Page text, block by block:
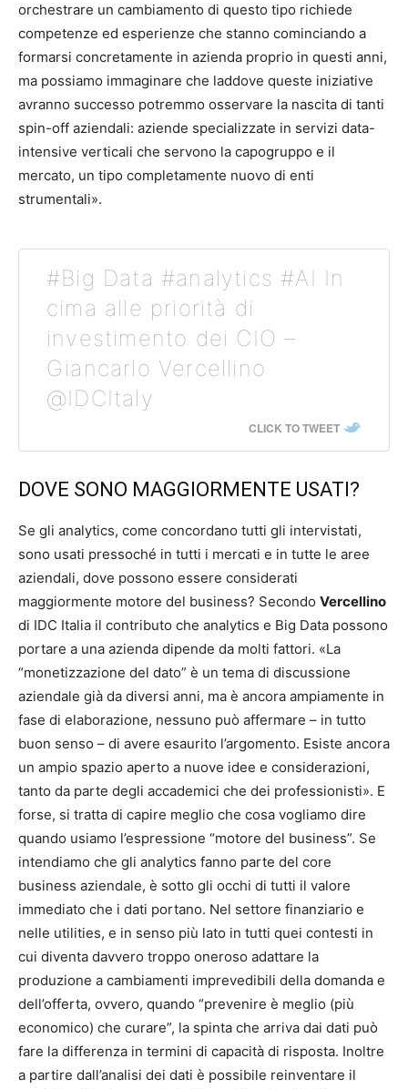
orchestrare un cambiamento di questo tipo richiede
competenze ed esperienze che stanno cominciando a
formarsi concretamente in azienda proprio in questi anni,
ma possiamo immaginare che laddove queste iniziative
avranno successo potremmo osservare la nascita di tanti
spin-off aziendali: aziende specializzate in servizi data-
intensive verticali che servono la capogruppo e il
mercato, un tipo completamente nuovo di enti
strumentali».
#Big Data #analytics #AI In
cima alle priorità di
investimento dei CIO –
Giancarlo Vercellino
@IDCItaly
CLICK TO TWEET
DOVE SONO MAGGIORMENTE USATI?
Se gli analytics, come concordano tutti gli intervistati,
sono usati pressoché in tutti i mercati e in tutte le aree
aziendali, dove possono essere considerati
maggiormente motore del business? Secondo Vercellino
di IDC Italia il contributo che analytics e Big Data possono
portare a una azienda dipende da molti fattori. «La
“monetizzazione del dato” è un tema di discussione
aziendale già da diversi anni, ma è ancora ampiamente in
fase di elaborazione, nessuno può affermare – in tutto
buon senso – di avere esaurito l’argomento. Esiste ancora
un ampio spazio aperto a nuove idee e considerazioni,
tanto da parte degli accademici che dei professionisti». E
forse, si tratta di capire meglio che cosa vogliamo dire
quando usiamo l’espressione “motore del business”. Se
intendiamo che gli analytics fanno parte del core
business aziendale, è sotto gli occhi di tutti il valore
immediato che i dati portano. Nel settore finanziario e
nelle utilities, e in senso più lato in tutti quei contesti in
cui diventa davvero troppo oneroso adattare la
produzione a cambiamenti imprevedibili della domanda e
dell’offerta, ovvero, quando “prevenire è meglio (più
economico) che curare”, la spinta che arriva dai dati può
fare la differenza in termini di capacità di risposta. Inoltre
a partire dall’analisi dei dati è possibile reinventare il